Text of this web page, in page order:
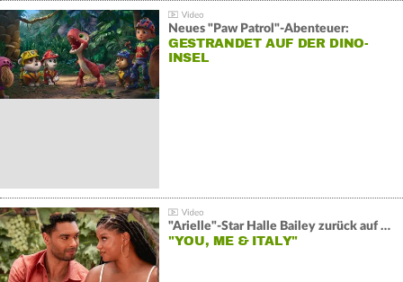
Neues "Paw Patrol"-Abenteuer:
GESTRANDET AUF DER DINO-
INSEL
"Arielle"-Star Halle Bailey zurück auf der Leinwand:
"YOU, ME & ITALY"